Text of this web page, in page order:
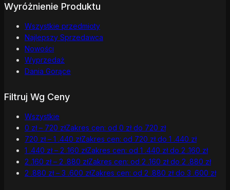
Wyróżnienie Produktu
Wszystkie przedmioty
Najlepszy Sprzedawca
Nowości
Wyprzedaż
Dania Gorące
Filtruj Wg Ceny
Wszystkie
0 zł – 720 złZakres cen: od 0 zł do 720 zł
720 zł – 1 .440 złZakres cen: od 720 zł do 1 .440 zł
1 .440 zł – 2 .160 złZakres cen: od 1 .440 zł do 2 .160 zł
2 .160 zł – 2 .880 złZakres cen: od 2 .160 zł do 2 .880 zł
2 .880 zł – 3 .600 złZakres cen: od 2 .880 zł do 3 .600 zł